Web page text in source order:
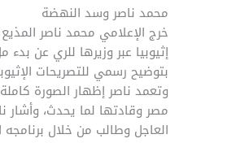
محمد ناصر وسد النهضة
خرج الإعلامي محمد ناصر
إثيوبيا عبر وزيرها للري عن
بتوضيح رسمي للتصريحات
وتعمد ناصر إظهار الصورة
مصر وقادتها لما يحدث،
العاجل وطالب من خلال